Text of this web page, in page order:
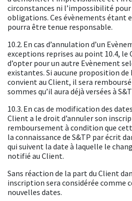
circonstances ni l’impossibilité pour
obligations. Ces évènements étant
pourra être tenue responsable.
10.2. En cas d’annulation d’un
exceptions reprises au point 10.4,
d’opter pour un autre Evènement
existantes. Si aucune proposition
convient au Client, il sera
sommes qu’il aura déjà versées à
10.3. En cas de modification des
Client a le droit d’annuler son
remboursement à condition que
la connaissance de S&TP par écrit
qui suivent la date à laquelle le
notifié au Client.
Sans réaction de la part du Client
inscription sera considérée comme
nouvelles dates.